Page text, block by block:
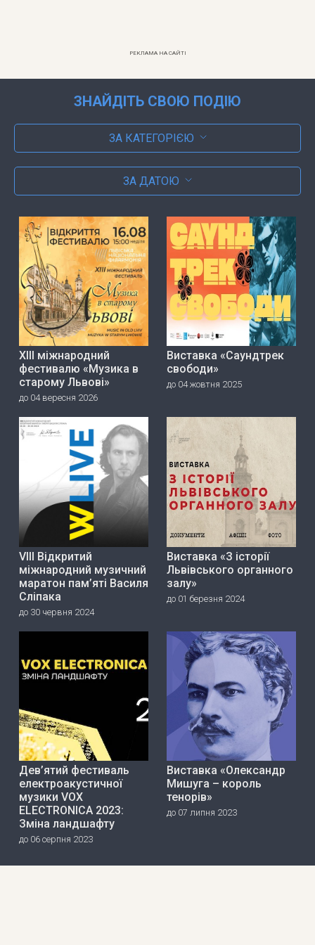
РЕКЛАМА НА САЙТІ
ЗНАЙДІТЬ СВОЮ ПОДІЮ
ЗА КАТЕГОРІЄЮ
ЗА ДАТОЮ
ХІІІ міжнародний
фестивалю «Музика в
старому Львові»
до 04 вересня 2026
Виставка «Саундтрек
свободи»
до 04 жовтня 2025
VIII Відкритий
міжнародний музичний
маратон пам’яті Василя
Сліпака
до 30 червня 2024
Виставка «З історії
Львівського органного
залу»
до 01 березня 2024
Дев’ятий фестиваль
електроакустичної
музики VOX
ELECTRONICA 2023:
Зміна ландшафту
до 06 серпня 2023
Виставка «Олександр
Мишуга – король
тенорів»
до 07 липня 2023